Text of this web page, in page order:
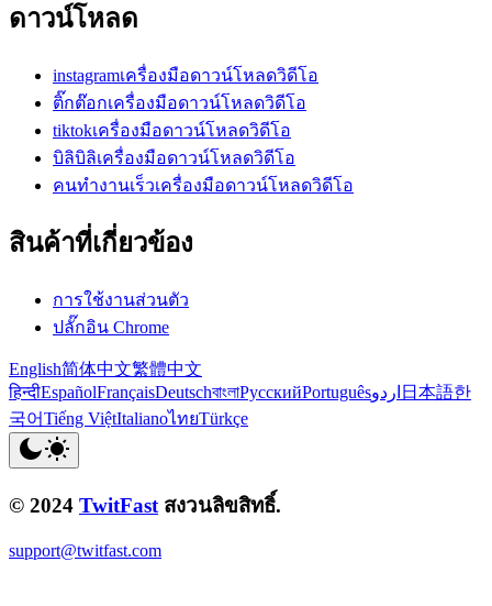
ดาวน์โหลด
instagramเครื่องมือดาวน์โหลดวิดีโอ
ติ๊กต๊อกเครื่องมือดาวน์โหลดวิดีโอ
tiktokเครื่องมือดาวน์โหลดวิดีโอ
บิลิบิลิเครื่องมือดาวน์โหลดวิดีโอ
คนทำงานเร็วเครื่องมือดาวน์โหลดวิดีโอ
สินค้าที่เกี่ยวข้อง
การใช้งานส่วนตัว
ปลั๊กอิน Chrome
English简体中文繁體中文
हिन्दीEspañolFrançaisDeutschবাংলাРусскийPortuguêsاردو 日本語한
국어Tiếng ViệtItalianoไทยTürkçe
© 2024 TwitFast สงวนลิขสิทธิ์.
support@twitfast.com